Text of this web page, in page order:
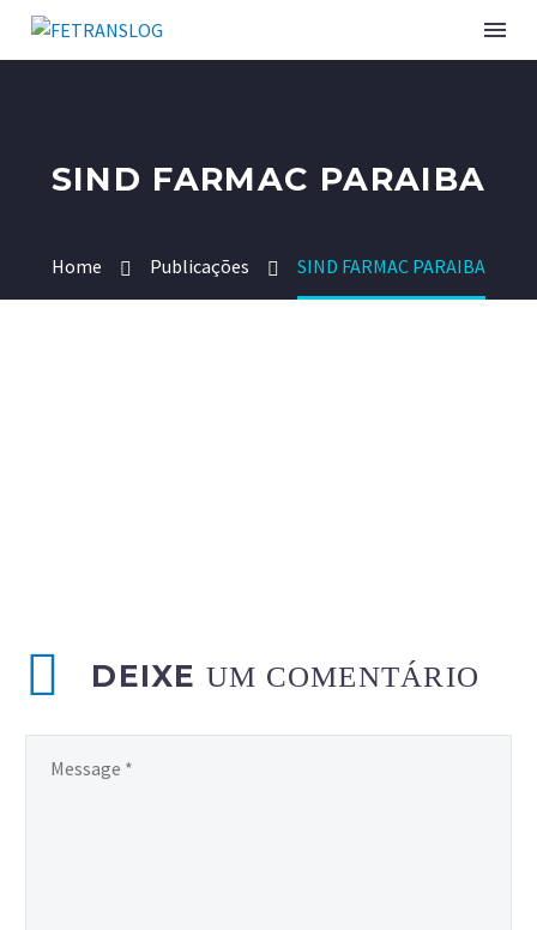
SERVIÇOS
SIND FARMAC PARAIBA
Home Publicações SIND FARMAC PARAIBA
DEIXE UM COMENTÁRIO